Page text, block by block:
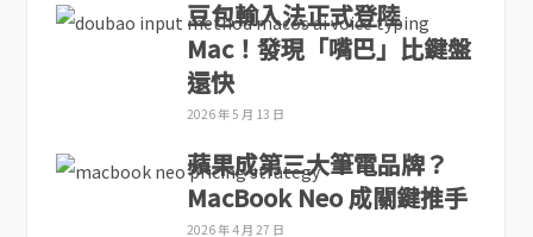
豆包輸入法正式登陸
Mac！發現「嘴巴」比鍵盤
還快
2026 年 5 月 13 日
蘋果成第三大筆電品牌？
MacBook Neo 成關鍵推手
2026 年 4 月 27 日